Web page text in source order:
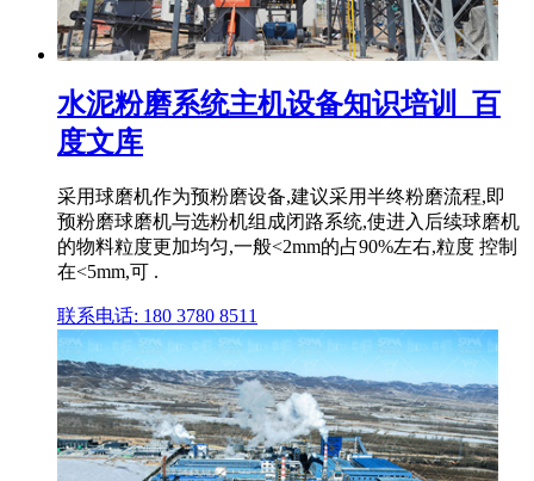
水泥粉磨系统主机设备知识培训_百
度文库
采用球磨机作为预粉磨设备,建议采用半终粉磨流程,即
预粉磨球磨机与选粉机组成闭路系统,使进入后续球磨机
的物料粒度更加均匀,一般<2mm的占90%左右,粒度 控制
在<5mm,可 .
联系电话: 180 3780 8511